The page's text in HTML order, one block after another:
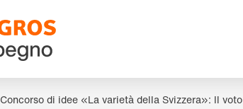
Concorso di idee «La varietà della Svizzera»: Il voto